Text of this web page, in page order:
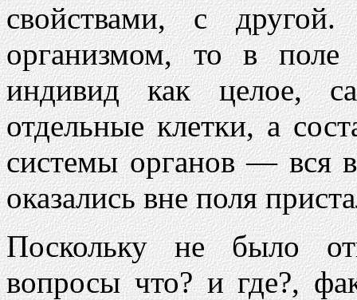
свойствами, с
организмом, то в поле
индивид как целое,
отдельные клетки, а
системы органов — вся
оказались вне поля
Поскольку не было
вопросы что? и где?,